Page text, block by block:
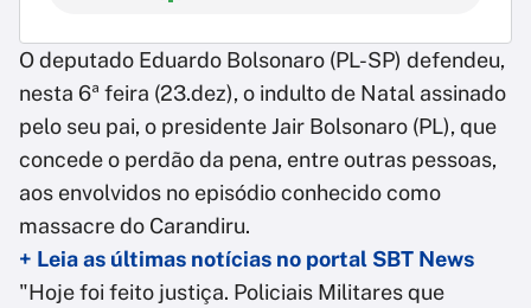
O deputado Eduardo Bolsonaro (PL-SP) defendeu,
nesta 6ª feira (23.dez), o indulto de Natal assinado
pelo seu pai, o presidente Jair Bolsonaro (PL), que
concede o perdão da pena, entre outras pessoas,
aos envolvidos no episódio conhecido como
massacre do Carandiru.
+ Leia as últimas notícias no portal SBT News
"Hoje foi feito justiça. Policiais Militares que